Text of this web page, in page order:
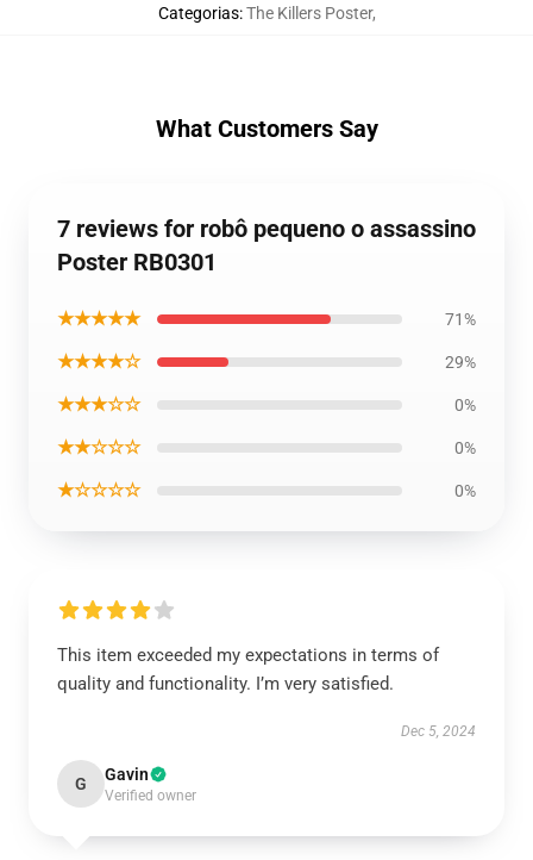
Categorias:The Killers Poster,
What Customers Say
7 reviews for robô pequeno o assassino
Poster RB0301
★★★★★ 71%
★★★★☆ 29%
★★★☆☆ 0%
★★☆☆☆ 0%
★☆☆☆☆ 0%
This item exceeded my expectations in terms of
quality and functionality. I’m very satisfied.
Dec 5, 2024
G Gavin
Verified owner